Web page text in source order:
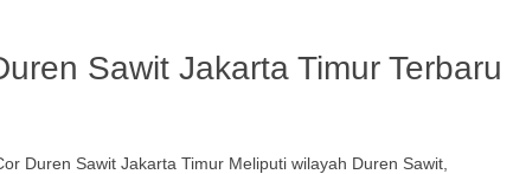
Sawit Jakarta Timur Terbaru
Duren Sawit Jakarta Timur Meliputi wilayah Duren Sawit,